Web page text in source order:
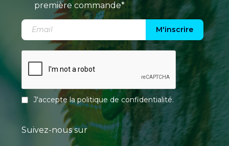
première commande*
M'inscrire
J'accepte lapolitique de confidentialité.
Suivez-nous sur